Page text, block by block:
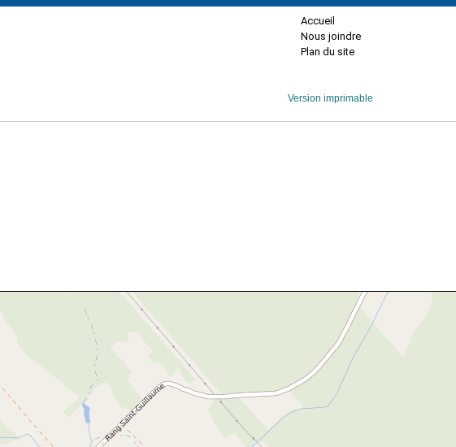
Accueil
Nous joindre
Plan du site
Version imprimable